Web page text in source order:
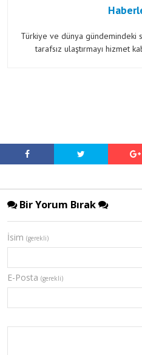
Türkiye ve dünya gündemindeki
tarafsız ulaştırmayı hizmet
Bir Yorum Bırak
İsim (gerekli)
E-Posta (gerekli)